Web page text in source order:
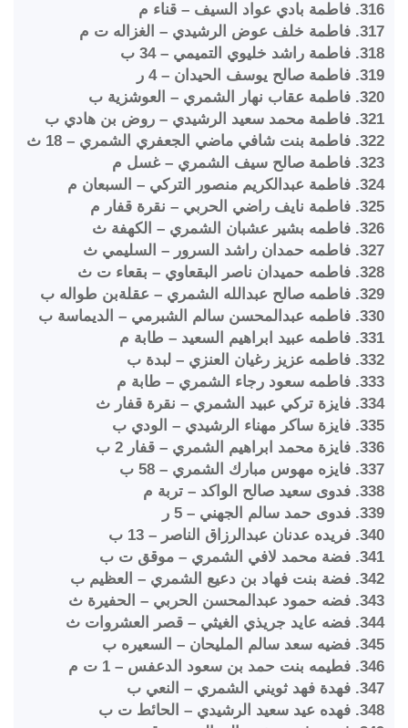
316. فاطمة بادي عواد السيف – قناء م
317. فاطمة خلف عوض الرشيدي – الغزاله ت م
318. فاطمة راشد خليوي التميمي – 34 ب
319. فاطمة صالح يوسف الحيدان – 4 ر
320. فاطمة عقاب نهار الشمري – العوشزية ب
321. فاطمة محمد سعيد الرشيدي – روض بن هادي ب
322. فاطمة بنت شافي ماضي الجعفري الشمري – 18 ث
323. فاطمة صالح سيف الشمري – غسل م
324. فاطمة عبدالكريم منصور التركي – السبعان م
325. فاطمة نايف راضي الحربي – نقرة قفار م
326. فاطمه بشير عشبان الشمري – الكهفة ث
327. فاطمه حمدان راشد السرور – السليمي ث
328. فاطمه حميدان ناصر البقعاوي – بقعاء ت ث
329. فاطمه صالح عبدالله الشمري – عقلةبن طواله ب
330. فاطمه عبدالمحسن سالم الشبرمي – الديماسة ب
331. فاطمه عبيد ابراهيم السعيد – طابة م
332. فاطمه عزيز رغيان العنزي – لبدة ب
333. فاطمه سعود رجاء الشمري – طابة م
334. فايزة تركي عبيد الشمري – نقرة قفار ث
335. فايزة ساكر مهناء الرشيدي – الودي ب
336. فايزة محمد ابراهيم الشمري – قفار 2 ب
337. فايزه مهوس مبارك الشمري – 58 ب
338. فدوى سعيد صالح الواكد – تربة م
339. فدوى حمد سالم الجهني – 5 ر
340. فريده عدنان عبدالرزاق الناصر – 13 ب
341. فضة محمد لافي الشمري – موقق ت ب
342. فضة بنت فهاد بن دعيع الشمري – العظيم ب
343. فضه حمود عبدالمحسن الحربي – الحفيرة ث
344. فضه عايد جريذي الغيثي – قصر العشروات ث
345. فضيه سعد سالم المليحان – السعيره ب
346. فطيمه بنت حمد بن سعود الدعفس – 1 ت م
347. فهدة فهد ثويني الشمري – النعي ب
348. فهده عيد سعيد الرشيدي – الحائط ت ب